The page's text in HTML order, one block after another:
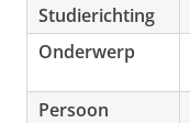
Studierichting
Onderwerp
Persoon